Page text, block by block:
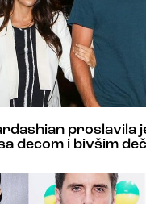
proslavila
decom i bivšim